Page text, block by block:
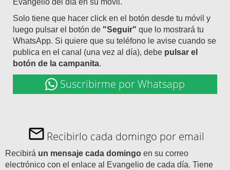
Evangelio del día en su móvil.
Solo tiene que hacer click en el botón desde tu móvil y
luego pulsar el botón de "Seguir" que lo mostrará tu
WhatsApp. Si quiere que su teléfono le avise cuando se
publica en el canal (una vez al día), debe pulsar el
botón de la campanita.
Suscribirme por Whatsapp
Recibirlo cada domingo por email
Recibirá un mensaje cada domingo en su correo
electrónico con el enlace al Evangelio de cada día. Tiene